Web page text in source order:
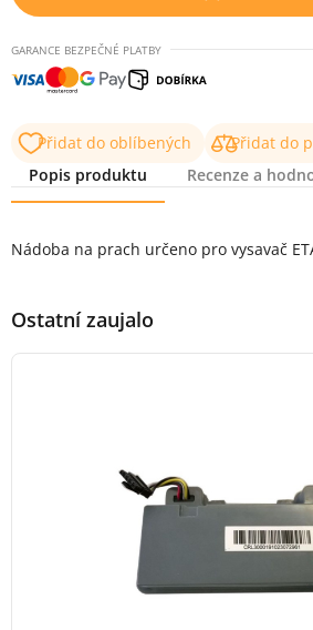
GARANCE BEZPEČNÉ PLATBY
Přidat do oblíbených
Přidat do
Popis produktu
Recenze a
Nádoba na prach určeno pro vysavač
Ostatní zaujalo